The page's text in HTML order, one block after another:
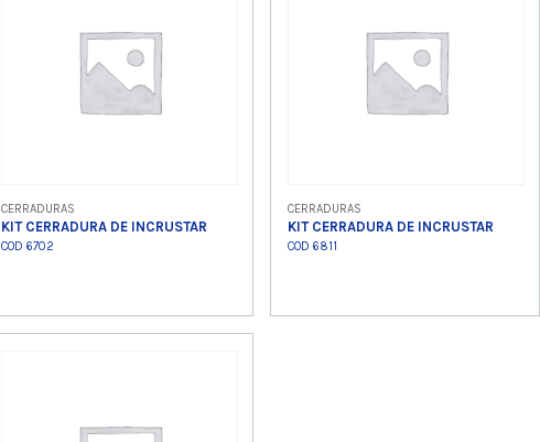
CERRADURAS
KIT CERRADURA DE INCRUSTAR
COD 6702
CERRADURAS
KIT CERRADURA DE INCRUSTAR
COD 6811